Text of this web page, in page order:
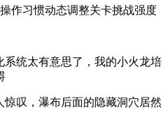
作习惯动态调整关卡挑战强度
系统太有意思了，我的小火龙培
惊叹，瀑布后面的隐藏洞穴居然